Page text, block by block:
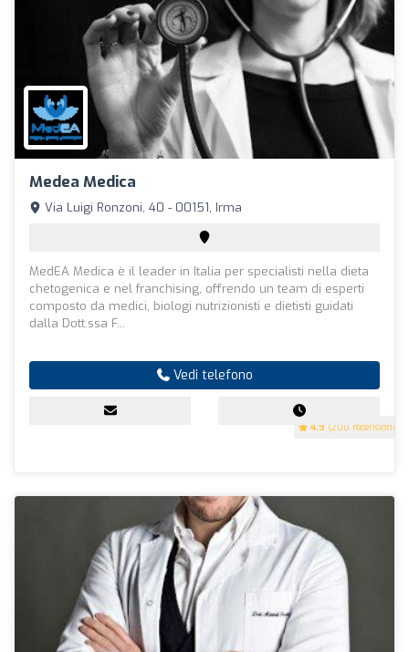
Medea Medica
4.9 (200 recensioni)
Via Luigi Ronzoni, 40 - 00151, Irma
MedEA Medica è il leader in Italia per specialisti nella dieta
chetogenica e nel franchising, offrendo un team di esperti
composto da medici, biologi nutrizionisti e dietisti guidati
dalla Dott.ssa F...
Vedi telefono